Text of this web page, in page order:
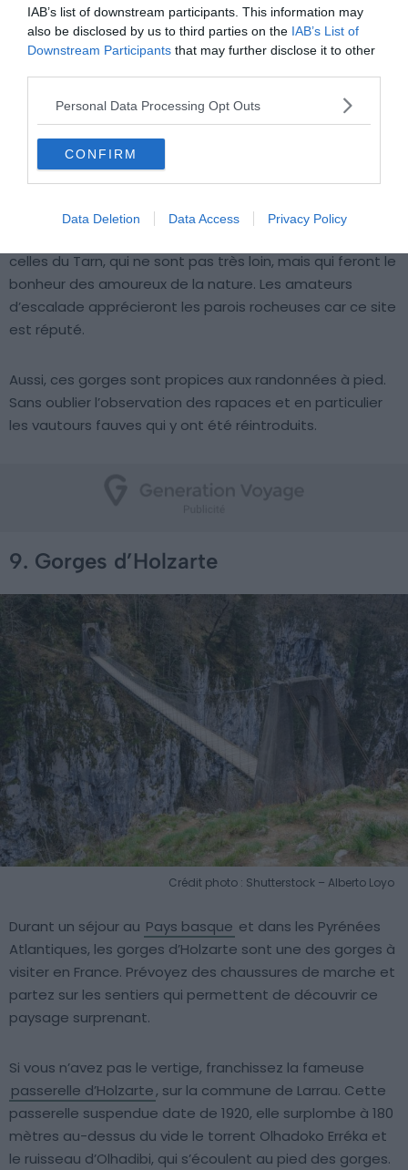
IAB’s list of downstream participants. This information may
also be disclosed by us to third parties on the IAB’s List of
Downstream Participants that may further disclose it to other
Personal Data Processing Opt Outs
CONFIRM
Data Deletion Data Access Privacy Policy
Crédit photo : Shutterstock – LOUIS-MICHEL DESERT
Aveyron, dans la région des Grands Causses, il s’agit des
celles du Tarn, qui ne sont pas très loin, mais qui feront le
bonheur des amoureux de la nature. Les amateurs
d’escalade apprécieront les parois rocheuses car ce site
est réputé.
Aussi, ces gorges sont propices aux randonnées à pied.
Sans oublier l’observation des rapaces et en particulier
les vautours fauves qui y ont été réintroduits.
9. Gorges d’Holzarte
Crédit photo : Shutterstock – Alberto Loyo
Durant un séjour au Pays basque et dans les Pyrénées
Atlantiques, les gorges d’Holzarte sont une des gorges à
visiter en France. Prévoyez des chaussures de marche et
partez sur les sentiers qui permettent de découvrir ce
paysage surprenant.
Si vous n’avez pas le vertige, franchissez la fameuse
passerelle d’Holzarte, sur la commune de Larrau. Cette
passerelle suspendue date de 1920, elle surplombe à 180
mètres au-dessus du vide le torrent Olhadoko Erréka et
le ruisseau d’Olhadibi, qui s’écoulent au pied des gorges.